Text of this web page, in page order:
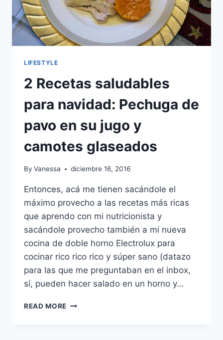
LIFESTYLE
2 Recetas saludables
para navidad: Pechuga de
pavo en su jugo y
camotes glaseados
By Vanessa diciembre 16, 2016
Entonces, acá me tienen sacándole el
máximo provecho a las recetas más ricas
que aprendo con mi nutricionista y
sacándole provecho también a mi nueva
cocina de doble horno Electrolux para
cocinar rico rico rico y súper sano (datazo
para las que me preguntaban en el inbox,
sí, pueden hacer salado en un horno y…
READ MORE